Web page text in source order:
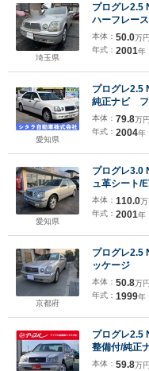
埼玉県
プログレ2.5
ハーフレー
本体： 50.0万円
年式： 2001年
愛知県
プログレ2.5
純正ナビ
HID フォグ
本体： 79.8万円
年式： 2004年
愛知県
プログレ3.0
ュ革シート/
本体： 110.0万
年式： 2001年
京都府
プログレ2.5
ッケージ
本体： 50.8万円
年式： 1999年
プログレ2.5
整備付/純正
方ドライブ
本体： 59.8万円